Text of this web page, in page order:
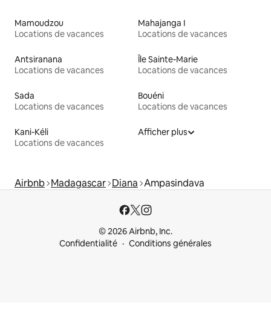
Mamoudzou
Locations de vacances
Mahajanga I
Locations de vacances
Antsiranana
Locations de vacances
Île Sainte-Marie
Locations de vacances
Sada
Locations de vacances
Bouéni
Locations de vacances
Kani-Kéli
Locations de vacances
Afficher plus
Airbnb Madagascar Diana Ampasindava
© 2026 Airbnb, Inc.
Confidentialité
Conditions générales